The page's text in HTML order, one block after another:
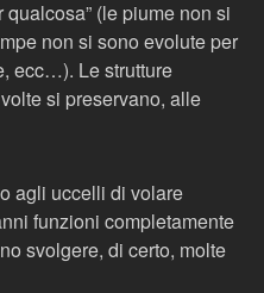
(le piume non si
non si sono evolute per
ecc…). Le strutture
si preservano, alle
agli uccelli di volare
funzioni completamente
svolgere, di certo, molte